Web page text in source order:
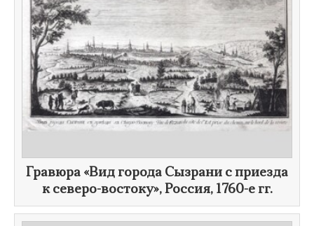
​Гравюра «Вид города Сызрани с приезда
к северо-востоку», Россия, 1760-е гг.